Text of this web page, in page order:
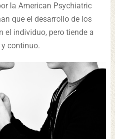
la American Psychiatric
que el desarrollo de los
el individuo, pero tiende a
continuo.